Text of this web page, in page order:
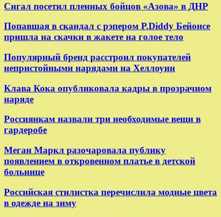
Сигал посетил пленных бойцов «Азова» в ДНР
Попавшая в скандал с рэпером P.Diddy Бейонсе
пришла на скачки в жакете на голое тело
Популярный бренд расстроил покупателей
непристойными нарядами на Хеллоуин
Клава Кока опубликовала кадры в прозрачном
наряде
Россиянкам назвали три необходимые вещи в
гардеробе
Меган Маркл разочаровала публику
появлением в откровенном платье в детской
больнице
Российская стилистка перечислила модные цвета
в одежде на зиму